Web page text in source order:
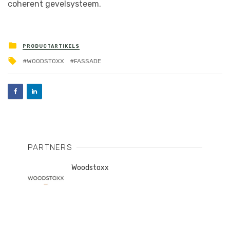
coherent gevelsysteem.
PRODUCTARTIKELS
WOODSTOXX FASSADE
PARTNERS
Woodstoxx